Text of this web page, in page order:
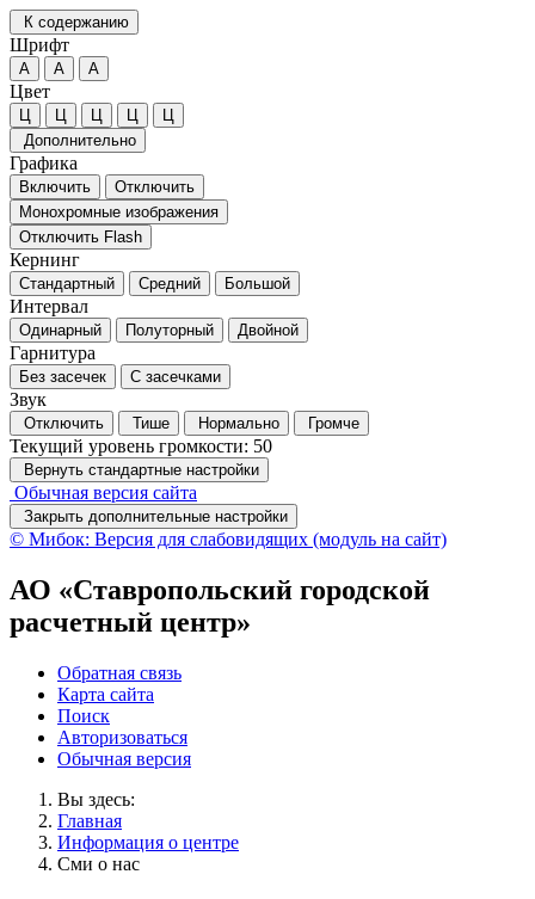
К содержанию
Шрифт
А А А
Цвет
Ц Ц Ц Ц
Ц
Дополнительно
Графика
Включить
Отключить
Монохромные изображения
Отключить Flash
Кернинг
Стандартный Средний Большой
Интервал
Одинарный Полуторный Двойной
Гарнитура
Без засечек С засечками
Звук
Отключить Тише Нормально Громче
Текущий уровень громкости: 50
Вернуть стандартные настройки
Обычная версия сайта
Закрыть дополнительные настройки
© Мибок: Версия для слабовидящих (модуль на сайт)
АО «Ставропольский городской
расчетный центр»
Обратная связь
Карта сайта
Поиск
Авторизоваться
Обычная версия
Вы здесь:
Главная
Информация о центре
Сми о нас